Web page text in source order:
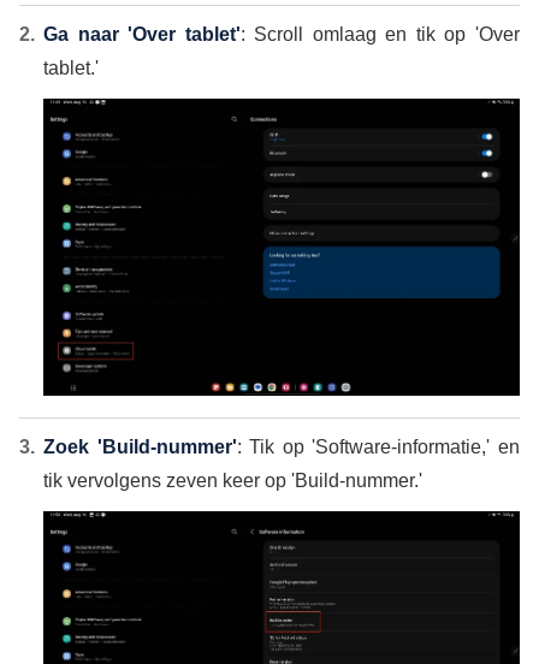
Ga naar 'Over tablet': Scroll omlaag en tik op 'Over
tablet.'
Zoek 'Build-nummer': Tik op 'Software-informatie,' en
tik vervolgens zeven keer op 'Build-nummer.'